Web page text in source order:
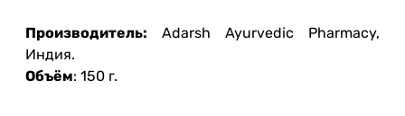
Производитель: Adarsh Ayurvedic Pharmacy,
Индия.
Объём: 150 г.